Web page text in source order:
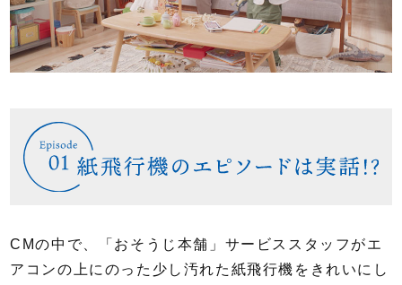
CMの中で、「おそうじ本舗」サービススタッフがエ
アコンの上にのった少し汚れた紙飛行機をきれいにし